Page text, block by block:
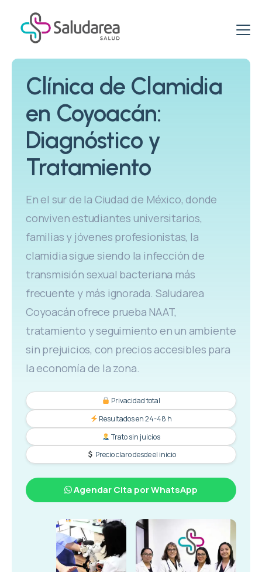
ETS & ITS
Clínica de ETS
Clínica de ITS
ITS: Pruebas
Virus del papiloma VPH
Clínica de VPH
VPH: Tratamiento
Vacuna VPH
PCR VPH en Hombres
Paquetes Específicos para Mujeres
Paquetes Salud Sexual
Paquetes de Pruebas rápidas
VPH & PCR
Vacunación
Centro de Vacunación
Clínica de Clamidia
en Coyoacán:
Diagnóstico y
Tratamiento
En el sur de la Ciudad de México, donde
conviven estudiantes universitarios,
familias y jóvenes profesionistas, la
clamidia sigue siendo la infección de
transmisión sexual bacteriana más
frecuente y más ignorada. Saludarea
Coyoacán ofrece prueba NAAT,
tratamiento y seguimiento en un ambiente
sin prejuicios, con precios accesibles para
la economía de la zona.
Privacidad total
Resultados en 24-48 h
Trato sin juicios
Precio claro desde el inicio
Agendar Cita por WhatsApp